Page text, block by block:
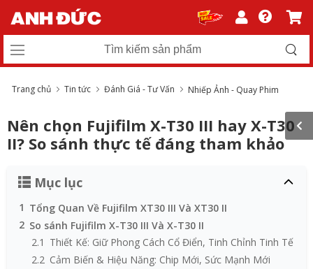
Trang chủ Tin tức Đánh Giá - Tư Vấn Nhiếp Ảnh - Quay Phim
Nên chọn Fujifilm X-T30 III hay X-T30
II? So sánh thực tế đáng tham khảo
Mục lục
1 Tổng Quan Về Fujifilm XT30 III Và XT30 II
2 So sánh Fujifilm X-T30 III Và X-T30 II
2.1 Thiết Kế: Giữ Phong Cách Cổ Điển, Tinh Chỉnh Tinh Tế
2.2 Cảm Biến & Hiệu Năng: Chip Mới, Sức Mạnh Mới